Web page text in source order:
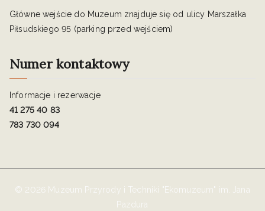
Główne wejście do Muzeum znajduje się od ulicy Marszałka
Piłsudskiego 95 (parking przed wejściem)
Numer kontaktowy
Informacje i rezerwacje
41 275 40 83
783 730 094
© 2026 Muzeum Przyrody i Techniki "Ekomuzeum" im. Jana
Pazdura